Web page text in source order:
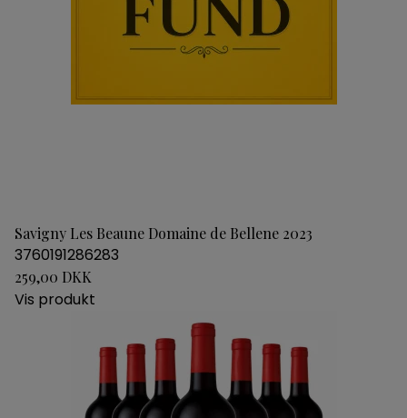
Savigny Les Beaune Domaine de Bellene 2023
3760191286283
259,00 DKK
Vis produkt